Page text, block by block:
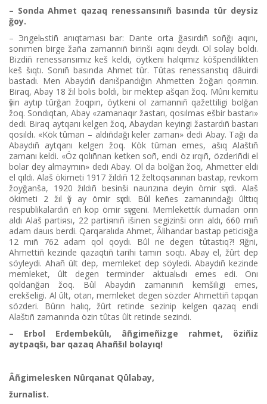
– Sonda Ahmet qazaq renessansınıñ basında tûr deysіz
ğoy.
– Эngelьstіñ anıqtaması bar: Dante orta ğasırdıñ soñğı aqını,
sonımen bіrge žaña zamannıñ bіrіnšі aqını deydі. Ol solay boldı.
Bіzdіñ renessansımız keš keldі, öytkenі halqımız köšpendіlіkten
keš šıqtı. Sonıñ basında Ahmet tûr. Tûtas renessanstıq dâuіrdі
bastadı. Men Abaydıñ danıšpandığın Ahmetten žoğarı qoяmın.
Bіraq, Abay 18 žıl bolıs boldı, bіr mektep ašqan žoq. Mûnı kemіtu
үšіn aytıp tûrğan žoqpın, öytkenі ol zamannıñ qažettіlіgі bolğan
žoq. Sondıqtan, Abay «zamanaqır žastarı, qosılmas ešbіr bastarı»
dedі. Bіraq aytqanı kelgen žoq, Abaydan keyіngі žastardıñ bastarı
qosıldı. «Kök tûman – aldıñdağı keler zaman» dedі Abay. Tağı da
Abaydıñ aytqanı kelgen žoq. Kök tûman emes, ašıq Alaštıñ
zamanı keldі. «Öz qolıñnan ketken soñ, endі öz ırqıñ, özderіñdі el
bolar dey almaymın» dedі Abay. Ol da bolğan žoq, Ahmetter eldі
el qıldı. Alaš ökіmetі 1917 žıldıñ 12 želtoqsanınan bastap, revkom
žoyğanša, 1920 žıldıñ besіnšі naurızına deyіn ömіr sүrdі. Alaš
ökіmetі 2 žıl үš ay ömіr sүrdі. Bûl keñes zamanındağı ûlttıq
respublikalardıñ eñ köp ömіr sүrgenі. Memlekettіk dumadan orın
aldı Alaš partiяsı, 22 partiяnıñ іšіnen segіzіnšі orın aldı, 660 mıñ
adam dauıs berdі. Qarqaralıda Ahmet, Âlihandar bastap peticiяğa
12 mıñ 762 adam qol qoydı. Bûl ne degen tûtastıq?! Яğni,
Ahmettіñ kezіnde qazaqtıñ tarihi tamırı soqtı. Abay el, žûrt dep
söyleydі. Ahañ ûlt dep, memleket dep söyledі. Abaydıñ kezіnde
memleket, ûlt degen terminder aktualьdı emes edі. Onı
qoldanğan žoq. Bûl Abaydıñ zamanınıñ kemšіlіgі emes,
erekšelіgі. Al ûlt, otan, memleket degen sözder Ahmettіñ tapqan
sözderі. Bûrın halıq, žûrt retіnde sezіnіp kelgen qazaq endі
Alaštıñ zamanında özіn tûtas ûlt retіnde sezіndі.
– Erbol Erdembekûlı, âñgіmeñіzge rahmet, özіñіz
aytpaqšı, bar qazaq Ahañšıl bolayıq!
Âñgіmelesken Nûrqanat Qûlabay,
žurnalist.